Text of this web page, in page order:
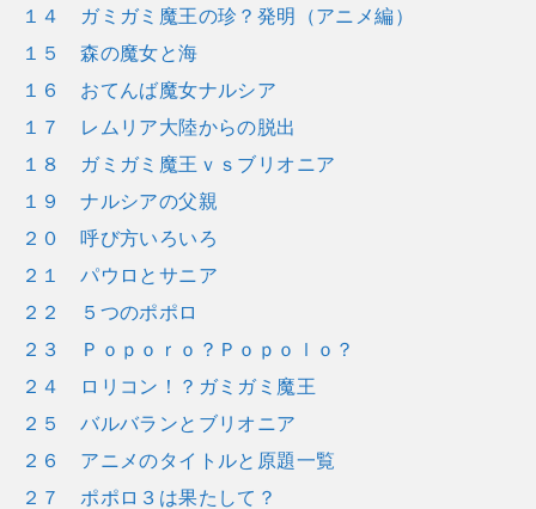
１４ ガミガミ魔王の珍？発明（アニメ編）
１５ 森の魔女と海
１６ おてんば魔女ナルシア
１７ レムリア大陸からの脱出
１８ ガミガミ魔王ｖｓブリオニア
１９ ナルシアの父親
２０ 呼び方いろいろ
２１ パウロとサニア
２２ ５つのポポロ
２３ Ｐｏｐｏｒｏ？Ｐｏｐｏｌｏ？
２４ ロリコン！？ガミガミ魔王
２５ バルバランとブリオニア
２６ アニメのタイトルと原題一覧
２７ ポポロ３は果たして？